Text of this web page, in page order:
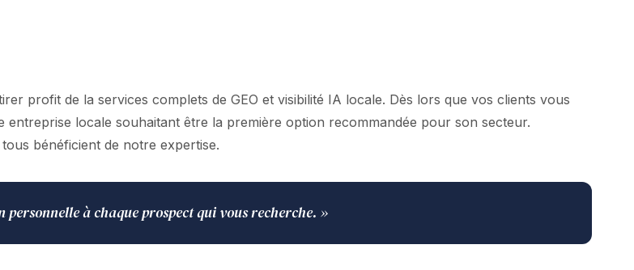
profit de la services complets de GEO et visibilité IA locale. Dès lors que vos clients vous
locale souhaitant être la première option recommandée pour son secteur.
bénéficient de notre expertise.
à chaque prospect qui vous recherche. »